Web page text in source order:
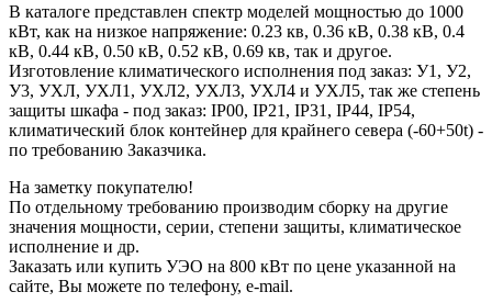
В каталоге представлен спектр моделей мощностью до 1000
кВт, как на низкое напряжение: 0.23 кв, 0.36 кВ, 0.38 кВ, 0.4
кВ, 0.44 кВ, 0.50 кВ, 0.52 кВ, 0.69 кв, так и другое.
Изготовление климатического исполнения под заказ: У1, У2,
У3, УХЛ, УХЛ1, УХЛ2, УХЛ3, УХЛ4 и УХЛ5, так же степень
защиты шкафа - под заказ: IP00, IP21, IP31, IP44, IP54,
климатический блок контейнер для крайнего севера (-60+50t) -
по требованию Заказчика.
На заметку покупателю!
По отдельному требованию производим сборку на другие
значения мощности, серии, степени защиты, климатическое
исполнение и др.
Заказать или купить УЭО на 800 кВт по цене указанной на
сайте, Вы можете по телефону, e-mail.